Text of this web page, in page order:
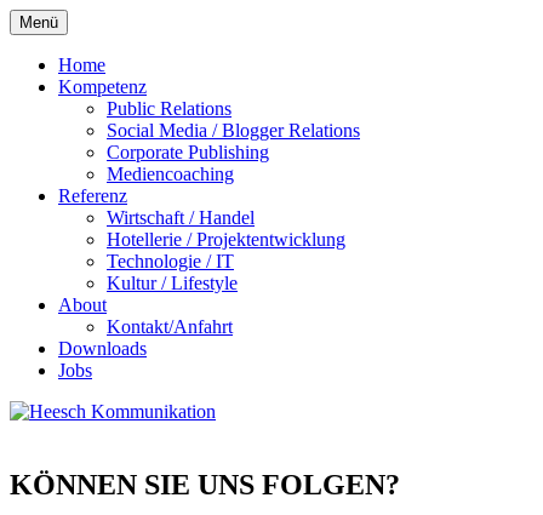
Menü Zum
Inhalt
springen
Home
Kompetenz
Public Relations
Social Media / Blogger Relations
Corporate Publishing
Mediencoaching
Referenz
Wirtschaft / Handel
Hotellerie / Projektentwicklung
Technologie / IT
Kultur / Lifestyle
About
Kontakt/Anfahrt
Downloads
Jobs
KÖNNEN SIE UNS FOLGEN?